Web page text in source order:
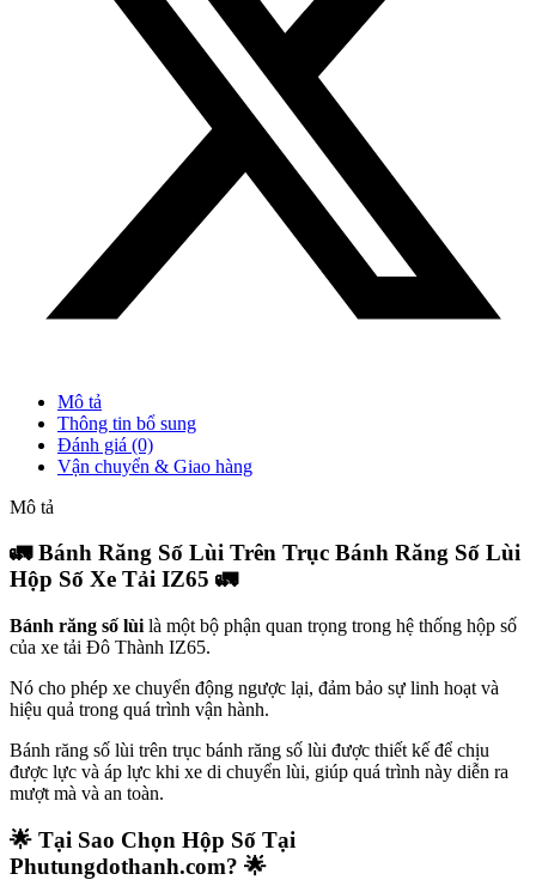
Mô tả
Thông tin bổ sung
Đánh giá (0)
Vận chuyển & Giao hàng
Mô tả
🚛 Bánh Răng Số Lùi Trên Trục Bánh Răng Số Lùi
Hộp Số Xe Tải IZ65 🚛
Bánh răng số lùi là một bộ phận quan trọng trong hệ thống hộp số
của xe tải Đô Thành IZ65.
Nó cho phép xe chuyển động ngược lại, đảm bảo sự linh hoạt và
hiệu quả trong quá trình vận hành.
Bánh răng số lùi trên trục bánh răng số lùi được thiết kế để chịu
được lực và áp lực khi xe di chuyển lùi, giúp quá trình này diễn ra
mượt mà và an toàn.
🌟 Tại Sao Chọn Hộp Số Tại
Phutungdothanh.com? 🌟